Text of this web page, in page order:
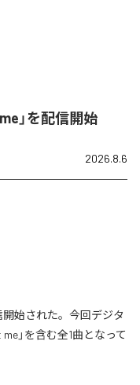
」を配信開始
2026.8.6
開始された。今回デジタ
」を含む全1曲となって